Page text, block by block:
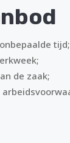
tijd;
de zaak;